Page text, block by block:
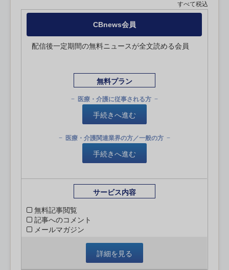
すべて税込
CBnews会員
配信後一定期間の無料ニュースが全文読める会員
無料プラン
医療・介護に従事される方
手続きへ進む
医療・介護関連業界の方／一般の方
手続きへ進む
サービス内容
無料記事閲覧
記事へのコメント
メールマガジン
詳細を見る